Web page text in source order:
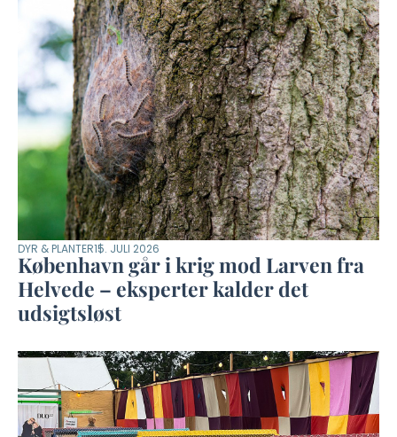
DYR & PLANTER15. JULI 2026
København går i krig mod Larven fra
Helvede – eksperter kalder det
udsigtsløst